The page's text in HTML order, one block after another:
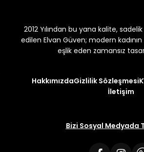
2012 Yılından bu yana kalite,
edilen Elvan Güven; modern
eşlik eden zamansız
HakkımızdaGizlilik Sözleşmesi
İletişim
Bizi Sosyal Medyada